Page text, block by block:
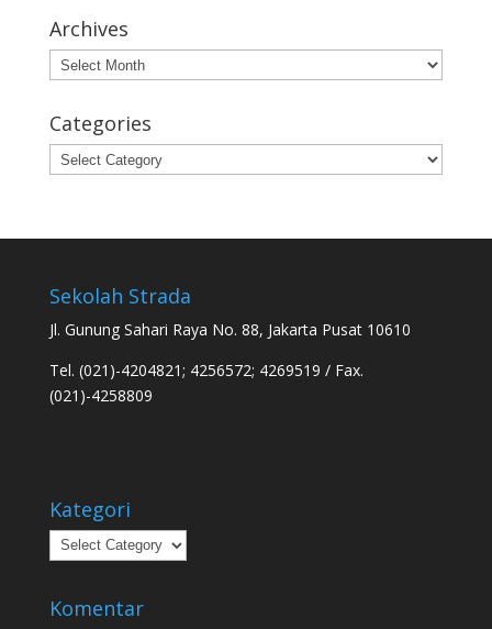
Archives
Archives
Categories
Categories
Sekolah Strada
Jl. Gunung Sahari Raya No. 88, Jakarta Pusat 10610
Tel. (021)-4204821; 4256572; 4269519 / Fax.
(021)-4258809
Kategori
Kategori
Komentar